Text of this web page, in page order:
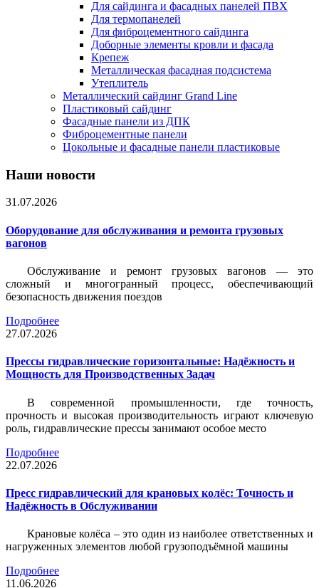
Для сайдинга и фасадных панелей ПВХ
Для термопанелей
Для фиброцементного сайдинга
Доборные элементы кровли и фасада
Крепеж
Металлическая фасадная подсистема
Утеплитель
Металлический сайдинг Grand Line
Пластиковый сайдинг
Фасадные панели из ДПК
Фиброцементные панели
Цокольные и фасадные панели пластиковые
Наши новости
31.07.2026
Оборудование для обслуживания и ремонта грузовых
вагонов
Обслуживание и ремонт грузовых вагонов — это
сложный и многогранный процесс, обеспечивающий
безопасность движения поездов
Подробнее
27.07.2026
Прессы гидравлические горизонтальные: Надёжность и
Мощность для Производственных Задач
В современной промышленности, где точность,
прочность и высокая производительность играют ключевую
роль, гидравлические прессы занимают особое место
Подробнее
22.07.2026
Пресс гидравлический для крановых колёс: Точность и
Надёжность в Обслуживании
Крановые колёса – это один из наиболее ответственных и
нагруженных элементов любой грузоподъёмной машины
Подробнее
11.06.2026